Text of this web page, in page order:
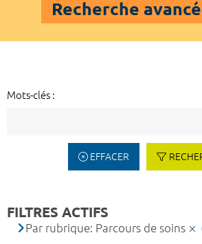
Recherche
Mots-clés :
EFFACER
FILTRES ACTIFS
Par rubrique: Parcours de soins